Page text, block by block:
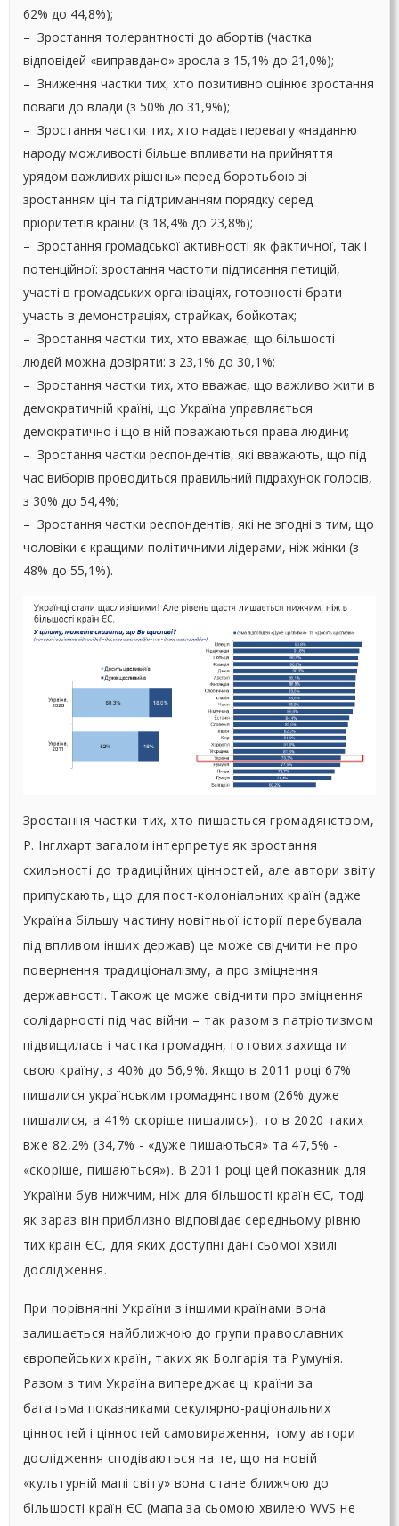
62% до 44,8%);
– Зростання толерантності до абортів (частка
відповідей «виправдано» зросла з 15,1% до 21,0%);
– Зниження частки тих, хто позитивно оцінює зростання
поваги до влади (з 50% до 31,9%);
– Зростання частки тих, хто надає перевагу «наданню
народу можливості більше впливати на прийняття
урядом важливих рішень» перед боротьбою зі
зростанням цін та підтриманням порядку серед
пріоритетів країни (з 18,4% до 23,8%);
– Зростання громадської активності як фактичної, так і
потенційної: зростання частоти підписання петицій,
участі в громадських організаціях, готовності брати
участь в демонстраціях, страйках, бойкотах;
– Зростання частки тих, хто вважає, що більшості
людей можна довіряти: з 23,1% до 30,1%;
– Зростання частки тих, хто вважає, що важливо жити в
демократичній країні, що Україна управляється
демократично і що в ній поважаються права людини;
– Зростання частки респондентів, які вважають, що під
час виборів проводиться правильний підрахунок голосів,
з 30% до 54,4%;
– Зростання частки респондентів, які не згодні з тим, що
чоловіки є кращими політичними лідерами, ніж жінки (з
48% до 55,1%).
Зростання частки тих, хто пишається громадянством,
Р. Інглхарт загалом інтерпретує як зростання
схильності до традиційних цінностей, але автори звіту
припускають, що для пост-колоніальних країн (адже
Україна більшу частину новітньої історії перебувала
під впливом інших держав) це може свідчити не про
повернення традиціоналізму, а про зміцнення
державності. Також це може свідчити про зміцнення
солідарності під час війни – так разом з патріотизмом
підвищилась і частка громадян, готових захищати
свою країну, з 40% до 56,9%. Якщо в 2011 році 67%
пишалися українським громадянством (26% дуже
пишалися, а 41% скоріше пишалися), то в 2020 таких
вже 82,2% (34,7% - «дуже пишаються» та 47,5% -
«скоріше, пишаються»). В 2011 році цей показник для
України був нижчим, ніж для більшості країн ЄС, тоді
як зараз він приблизно відповідає середньому рівню
тих країн ЄС, для яких доступні дані сьомої хвилі
дослідження.
При порівнянні України з іншими країнами вона
залишається найближчою до групи православних
європейських країн, таких як Болгарія та Румунія.
Разом з тим Україна випереджає ці країни за
багатьма показниками секулярно-раціональних
цінностей і цінностей самовираження, тому автори
дослідження сподіваються на те, що на новій
«культурній мапі світу» вона стане ближчою до
більшості країн ЄС (мапа за сьомою хвилею WVS не